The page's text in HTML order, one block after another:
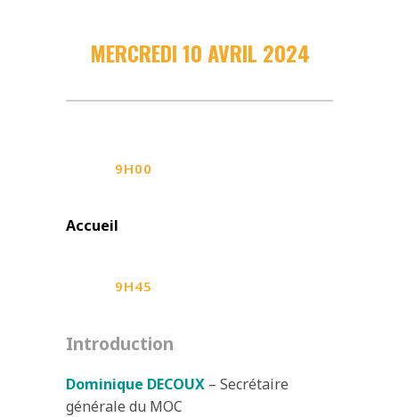
MERCREDI 10 AVRIL 2024
9H00
Accueil
9H45
Introduction
Dominique DECOUX – Secrétaire
générale du MOC